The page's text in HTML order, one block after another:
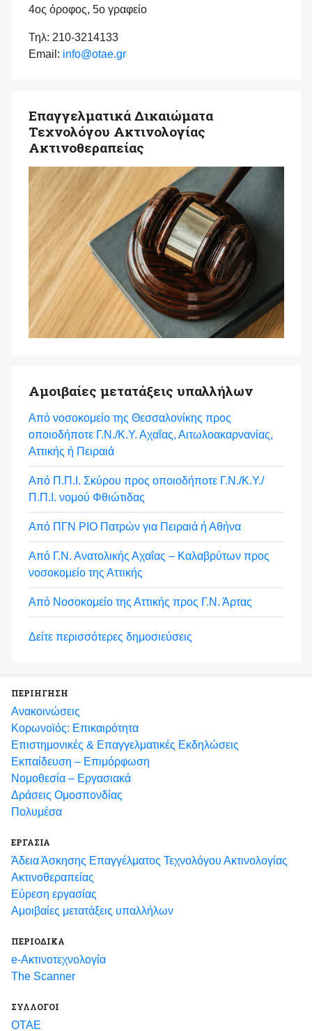
4ος όροφος, 5ο γραφείο
Τηλ: 210-3214133
Email: info@otae.gr
Επαγγελματικά Δικαιώματα
Τεχνολόγου Ακτινολογίας
Ακτινοθεραπείας
Αμοιβαίες μετατάξεις υπαλλήλων
Από νοσοκομείο της Θεσσαλονίκης προς
οποιοδήποτε Γ.Ν./Κ.Υ. Αχαΐας, Αιτωλοακαρνανίας,
Αττικής ή Πειραιά
Από Π.Π.Ι. Σκύρου προς οποιοδήποτε Γ.Ν./Κ.Υ./
Π.Π.Ι. νομού Φθιώτιδας
Από ΠΓΝ ΡΙΟ Πατρών για Πειραιά ή Αθήνα
Από Γ.Ν. Ανατολικής Αχαΐας – Καλαβρύτων προς
νοσοκομείο της Αττικής
Από Νοσοκομείο της Αττικής προς Γ.Ν. Άρτας
Δείτε περισσότερες δημοσιεύσεις
ΠΕΡΙΗΓΗΣΗ
Ανακοινώσεις
Κορωνοϊός: Επικαιρότητα
Eπιστημονικές & Επαγγελματικές Eκδηλώσεις
Εκπαίδευση – Επιμόρφωση
Νομοθεσία – Εργασιακά
Δράσεις Ομοσπονδίας
Πολυμέσα
ΕΡΓΑΣΙΑ
Άδεια Άσκησης Επαγγέλματος Τεχνολόγου Ακτινολογίας
Ακτινοθεραπείας
Εύρεση εργασίας
Αμοιβαίες μετατάξεις υπαλλήλων
ΠΕΡΙΟΔΙΚΑ
e-Ακτινοτεχνολογία
The Scanner
ΣΥΛΛΟΓΟΙ
ΟΤΑΕ